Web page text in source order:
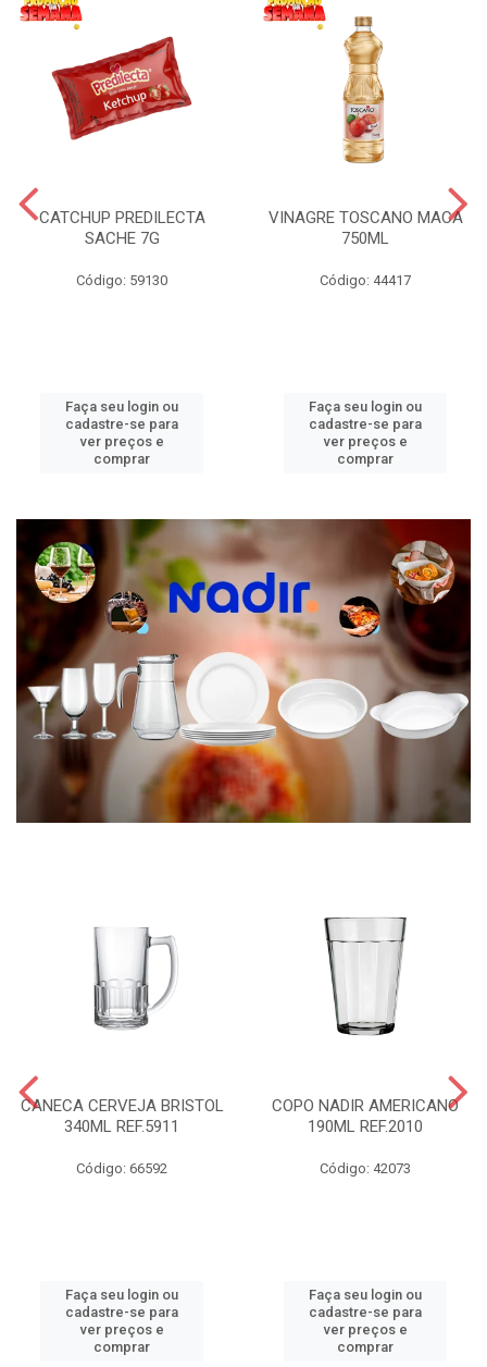
CATCHUP PREDILECTA
SACHE 7G
Código: 59130
Faça seu login ou
cadastre-se para
ver preços e
comprar
VINAGRE TOSCANO MACA
750ML
Código: 44417
Faça seu login ou
cadastre-se para
ver preços e
comprar
CANECA CERVEJA BRISTOL
340ML REF.5911
Código: 66592
Faça seu login ou
cadastre-se para
ver preços e
comprar
COPO NADIR AMERICANO
190ML REF.2010
Código: 42073
Faça seu login ou
cadastre-se para
ver preços e
comprar